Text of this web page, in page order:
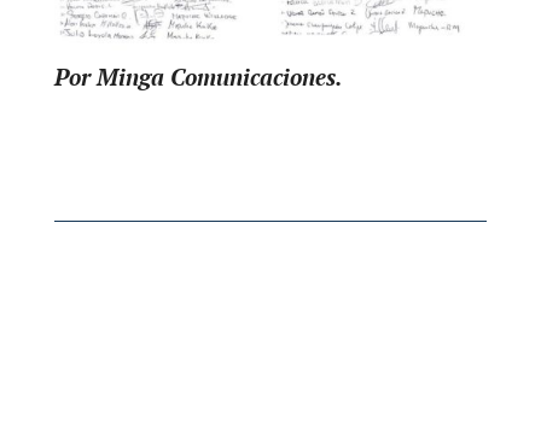
Por Minga Comunicaciones.